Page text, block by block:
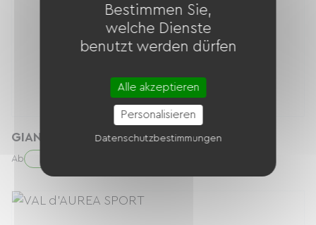
GIANT DEFY ADVANCED 3 Taille M
Ab
Bestimmen Sie,
welche Dienste
benutzt werden dürfen
Alle akzeptieren
Personalisieren
Datenschutzbestimmungen